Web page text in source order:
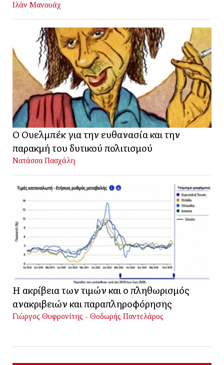
Ιλάν Μανουάχ
Ο Ουελμπέκ για την ευθανασία και την
παρακμή του δυτικού πολιτισμού
Νατάσσα Πασχάλη
Η ακρίβεια των τιμών και ο πληθωρισμός
ανακριβειών και παραπληροφόρησης
Γιώργος Θυφρονίτης - Θοδωρής Παντελάρος